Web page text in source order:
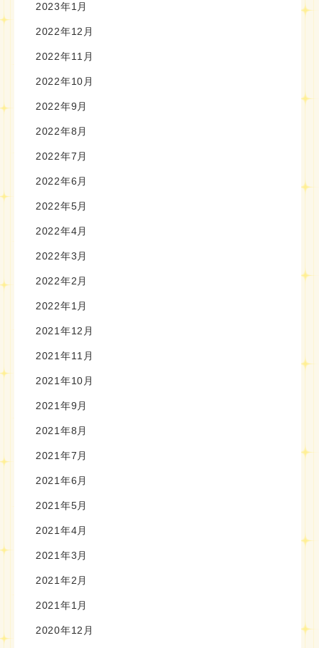
2023年1月
2022年12月
2022年11月
2022年10月
2022年9月
2022年8月
2022年7月
2022年6月
2022年5月
2022年4月
2022年3月
2022年2月
2022年1月
2021年12月
2021年11月
2021年10月
2021年9月
2021年8月
2021年7月
2021年6月
2021年5月
2021年4月
2021年3月
2021年2月
2021年1月
2020年12月